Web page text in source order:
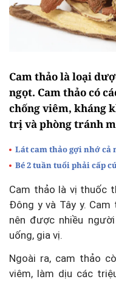
Cam thảo là loại
ngọt. Cam thảo có
chống viêm, kháng
trị và phòng tránh
Lát cam thảo gợi nhớ
Bé 2 tuần tuổi phải cấp
Cam thảo là vị thuốc
Đông y và Tây y.
nên được nhiều
uống, gia vị.
Ngoài ra, cam thảo
viêm, làm dịu các